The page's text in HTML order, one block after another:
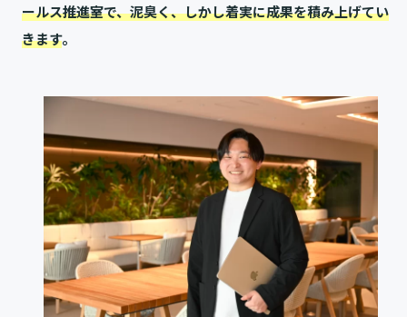
ールス推進室で、泥臭く、しかし着実に成果を積み上げてい
きます。